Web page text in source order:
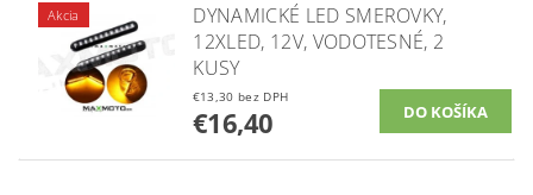
Akcia
DYNAMICKÉ LED SMEROVKY,
12XLED, 12V, VODOTESNÉ, 2
KUSY
€13,30 bez DPH
€16,40